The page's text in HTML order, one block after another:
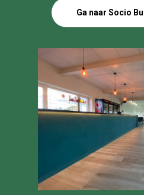
Ga naar Socio